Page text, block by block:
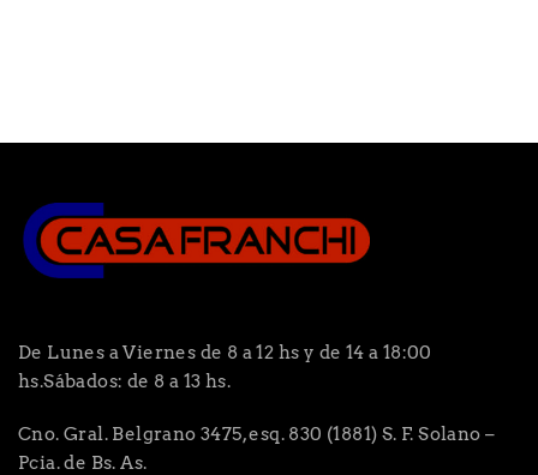
De Lunes a Viernes de 8 a 12 hs y de 14 a 18:00
hs.Sábados: de 8 a 13 hs.
Cno. Gral. Belgrano 3475, esq. 830 (1881) S. F. Solano –
Pcia. de Bs. As.